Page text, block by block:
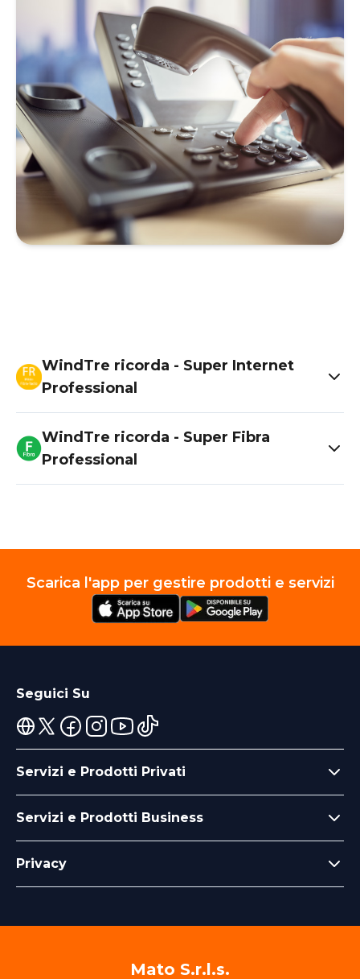
WindTre ricorda - Super Internet
Professional
WindTre ricorda - Super Fibra
Professional
Scarica l'app per gestire prodotti e servizi
Seguici Su
Servizi e Prodotti Privati
Servizi e Prodotti Business
Privacy
Mato S.r.l.s.